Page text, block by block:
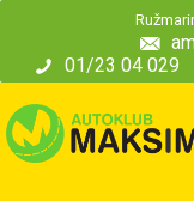
01/23 04 029